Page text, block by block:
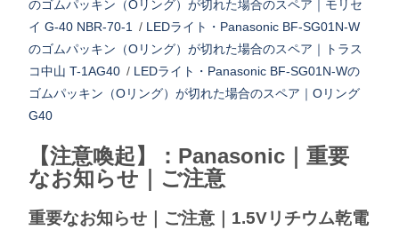
のゴムパッキン（Oリング）が切れた場合のスペア｜モリセ
イ G-40 NBR-70-1 / LEDライト・Panasonic BF-SG01N-W
のゴムパッキン（Oリング）が切れた場合のスペア｜トラス
コ中山 T-1AG40 / LEDライト・Panasonic BF-SG01N-Wの
ゴムパッキン（Oリング）が切れた場合のスペア｜Oリング
G40
【注意喚起】：Panasonic｜重要
なお知らせ｜ご注意
重要なお知らせ｜ご注意｜1.5Vリチウム乾電